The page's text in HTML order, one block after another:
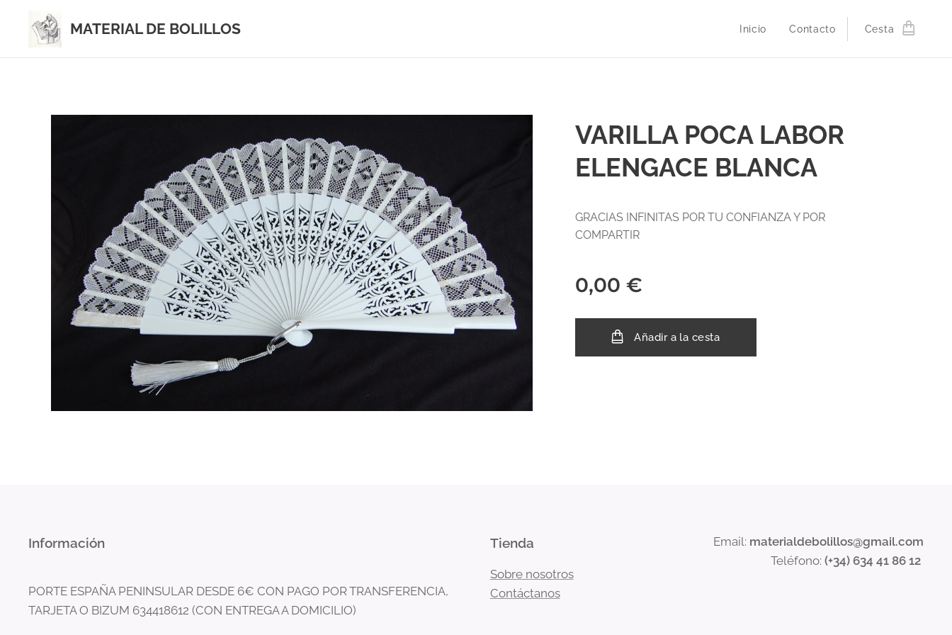
MATERIAL DE BOLILLOS Inicio Contacto Cesta
VARILLA POCA LABOR
ELENGACE BLANCA
GRACIAS INFINITAS POR TU CONFIANZA Y POR
COMPARTIR
0,00 €
Añadir a la cesta
Información
PORTE ESPAÑA PENINSULAR DESDE 6€ CON PAGO POR TRANSFERENCIA,
TARJETA O BIZUM 634418612 (CON ENTREGA A DOMICILIO)
Tienda
Sobre nosotros
Contáctanos
Email: materialdebolillos@gmail.com
Teléfono: (+34) 634 41 86 12